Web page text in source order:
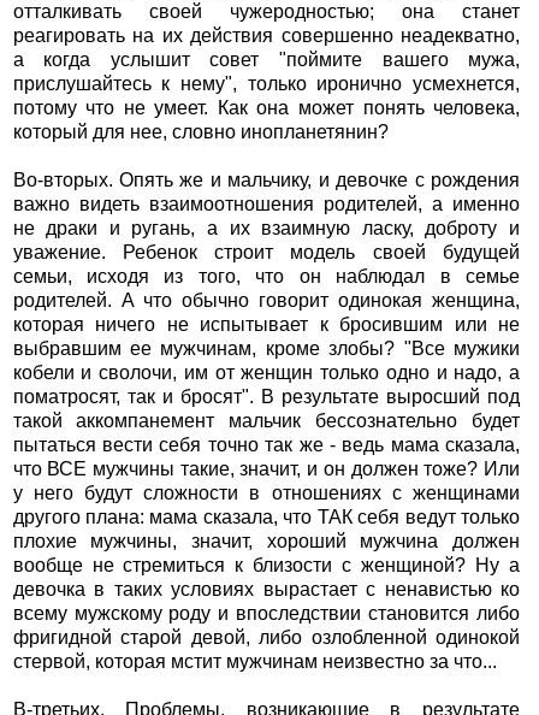
отталкивать своей чужеродностью; она станет
реагировать на их действия совершенно неадекватно,
а когда услышит совет "поймите вашего мужа,
прислушайтесь к нему", только иронично усмехнется,
потому что не умеет. Как она может понять человека,
который для нее, словно инопланетянин?
Во-вторых. Опять же и мальчику, и девочке с рождения
важно видеть взаимоотношения родителей, а именно
не драки и ругань, а их взаимную ласку, доброту и
уважение. Ребенок строит модель своей будущей
семьи, исходя из того, что он наблюдал в семье
родителей. А что обычно говорит одинокая женщина,
которая ничего не испытывает к бросившим или не
выбравшим ее мужчинам, кроме злобы? "Все мужики
кобели и сволочи, им от женщин только одно и надо, а
поматросят, так и бросят". В результате выросший под
такой аккомпанемент мальчик бессознательно будет
пытаться вести себя точно так же - ведь мама сказала,
что ВСЕ мужчины такие, значит, и он должен тоже? Или
у него будут сложности в отношениях с женщинами
другого плана: мама сказала, что ТАК себя ведут только
плохие мужчины, значит, хороший мужчина должен
вообще не стремиться к близости с женщиной? Ну а
девочка в таких условиях вырастает с ненавистью ко
всему мужскому роду и впоследствии становится либо
фригидной старой девой, либо озлобленной одинокой
стервой, которая мстит мужчинам неизвестно за что...
В-третьих. Проблемы, возникающие в результате